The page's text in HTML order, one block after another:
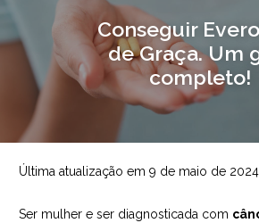
Conseguir
de Graça. Um
completo!
Última atualização em 9 de maio de 2024
Ser mulher e ser diagnosticada com